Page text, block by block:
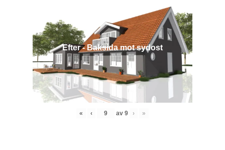
Efter - Baksida mot sydost
« ‹ av 9 › »